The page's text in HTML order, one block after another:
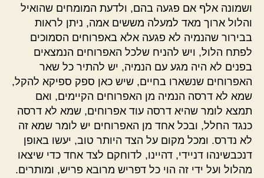
ושמונה אלף אם פגעה בהם, ולדעת המומחים שהואיל
והלול ארוך מאד למעלה מששים אמה, ניתן לראות
בבירור שהנמיה לא פגעה אלא באפרוחים הסמוכים
לפתח הלול, ויש להניח שלכל האפרוחים הנמצאים
בפנים לא היה מגע עם הנמיה, יש להתיר כל שאר
האפרוחים שנשארו בחיים, שיש כאן ספק ספיקא להקל,
שמא לא דרסה הנמיה מן האפרוחים הקיימים, ואם
תמצא לומר שהיא דרסה עוד אפרוחים, שמא לא דרסה
כנגד החלל, ובכל אחד מן האפרוחים יש לומר שמא זה
לא נדרס. ומכל מקום על הצד היותר טוב, יעשו באופן
דנכבשינהו דניידי, דהיינו, לדוחקם לצד אחד כדי שיצאו
מהלול ועל ידי זה הוי כל דפריש מרובא פריש, ומותרים.